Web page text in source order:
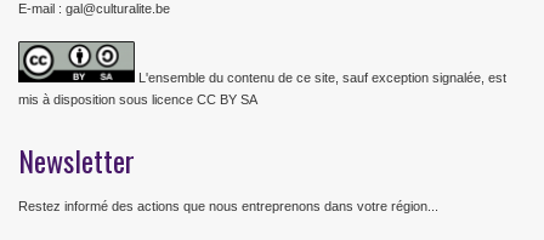
E-mail : gal@culturalite.be
L'ensemble du contenu de ce site, sauf exception signalée, est
mis à disposition sous licence CC BY SA
Newsletter
Restez informé des actions que nous entreprenons dans votre région...